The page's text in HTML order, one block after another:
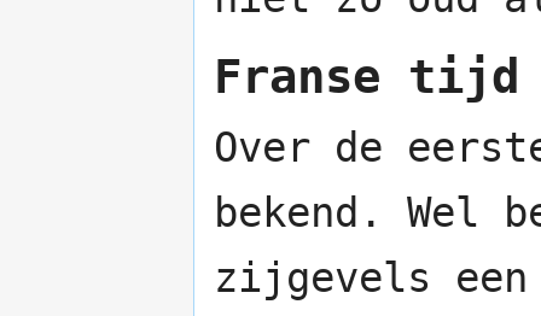
Franse tijd
Over de
bekend. Wel
zijgevels